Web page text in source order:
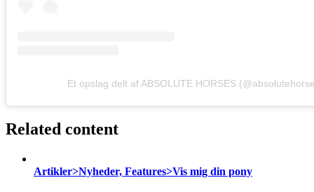
Et opslag delt af ABSOLUTE HORSES
Related content
Artikler>Nyheder, Features>Vis mig din pony